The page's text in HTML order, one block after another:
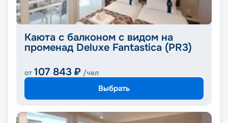
Каюта с балконом с видом на
променад Deluxe Fantastica (PR3)
от 107 843 ₽ /чел
Выбрать